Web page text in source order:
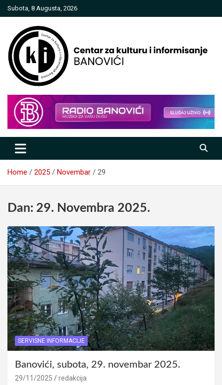
Skip
to
Subota, 8 Augusta, 2026
Centar za kulturu i informisanje
Banovići
Home 2025 Novembar 29
Dan: 29. Novembra 2025.
SERVISNE INFORMACIJE
Banovići, subota, 29. novembar 2025.
29/11/2025
redakcija